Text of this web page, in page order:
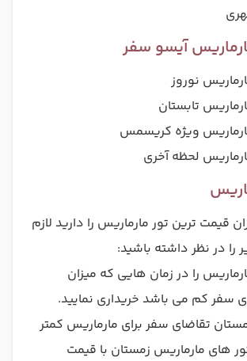
آیسو سفر
نوروز
تابستان
ویژه کریسمس
لحظه آخری
قیمت ترین تور مارماریس را دارید لازم
را در نظر داشته باشید:
را در زمان هایی که میزان
سفر کم می باشد خریداری نمایید.
تقاضای سفر برای مارماریس کمتر
های مارماریس زمستان با قیمت